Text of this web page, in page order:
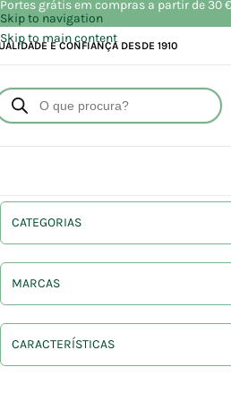
Skip to navigation
Skip to main content
E CONFIANÇA DESDE 1910
CATEGORIAS
MARCAS
CARACTERÍSTICAS
Portes grátis em compras a partir de 30